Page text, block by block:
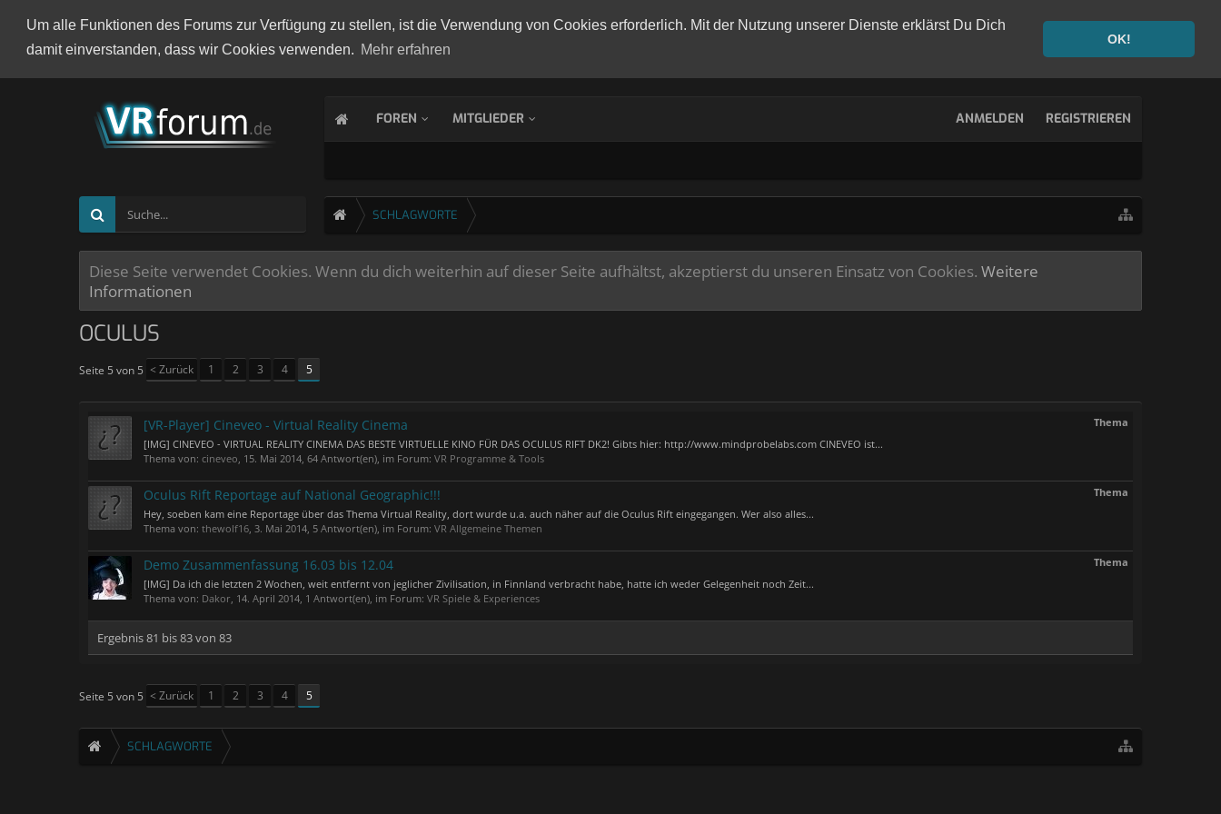
Um alle Funktionen des Forums zur Verfügung zu stellen, ist die Verwendung von Cookies erforderlich. Mit der Nutzung unserer Dienste erklärst Du Dich
damit einverstanden, dass wir Cookies verwenden. Mehr erfahren
OK!
FOREN MITGLIEDER ANMELDEN REGISTRIEREN
SCHLAGWORTE
Diese Seite verwendet Cookies. Wenn du dich weiterhin auf dieser Seite aufhältst, akzeptierst du unseren Einsatz von Cookies. Weitere
Informationen
OCULUS
Seite 5 von 5 < Zurück 1 2 3 4 5
Thema
[VR-Player] Cineveo - Virtual Reality Cinema
[IMG] CINEVEO - VIRTUAL REALITY CINEMA DAS BESTE VIRTUELLE KINO FÜR DAS OCULUS RIFT DK2! Gibts hier: http://www.mindprobelabs.com CINEVEO ist...
Thema von: cineveo, 15. Mai 2014, 64 Antwort(en), im Forum: VR Programme & Tools
Thema
Oculus Rift Reportage auf National Geographic!!!
Hey, soeben kam eine Reportage über das Thema Virtual Reality, dort wurde u.a. auch näher auf die Oculus Rift eingegangen. Wer also alles...
Thema von: thewolf16, 3. Mai 2014, 5 Antwort(en), im Forum: VR Allgemeine Themen
Thema
Demo Zusammenfassung 16.03 bis 12.04
[IMG] Da ich die letzten 2 Wochen, weit entfernt von jeglicher Zivilisation, in Finnland verbracht habe, hatte ich weder Gelegenheit noch Zeit...
Thema von: Dakor, 14. April 2014, 1 Antwort(en), im Forum: VR Spiele & Experiences
Ergebnis 81 bis 83 von 83
Seite 5 von 5 < Zurück 1 2 3 4 5
SCHLAGWORTE